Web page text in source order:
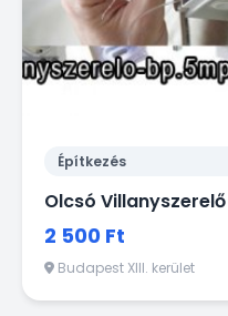
Építkezés
2 500 Ft
Budapest XIII. kerület